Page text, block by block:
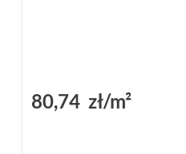
80,74 zł/m²